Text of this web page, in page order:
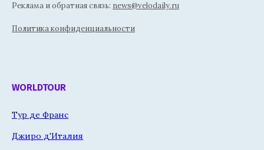
Реклама и обратная связь: news@velodaily.ru
Политика конфиденциальности
WORLDTOUR
Тур де Франс
Джиро д'Италия